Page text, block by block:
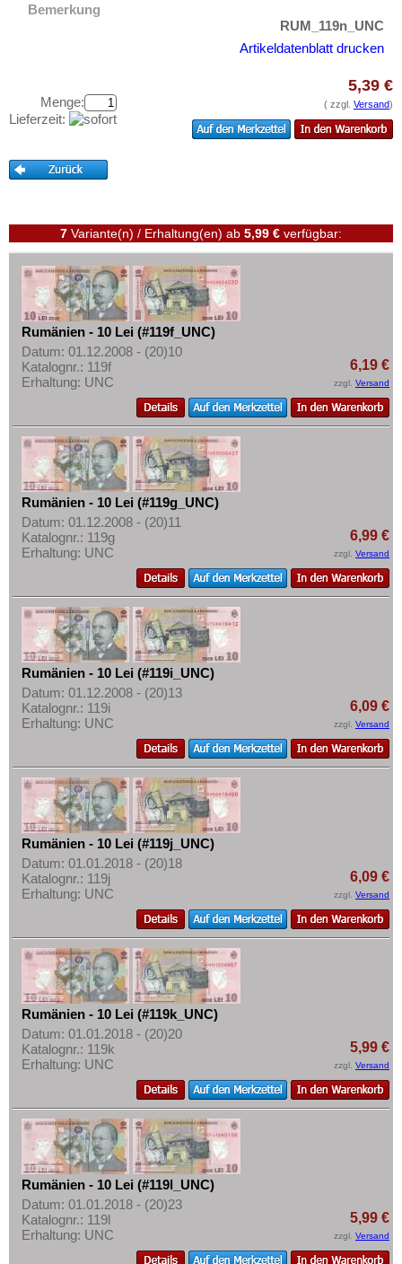
San Marino
Schweiz
Serbien
Slowakei
Slowenien
Spitzbergen
Tatarstan
Transnistrien
Tschechische Republik
Tschechoslowakei
Türkei
Ungarn
Vatikan
Weissrussland
Zypern
Testbanknoten
Aufbewahrung
Gutscheine
Ihre Bewertungen
Informationen
Preislisten
Ankauf
Erhaltungsgrade
Gratisbanknoten
FAQ
Zahlungsbedingungen
Privatsphäre und Datenschutz
Widerrufsbelehrung
Liefer- und Versandkosten
AGB
Bemerkung
RUM_119n_UNC
Artikeldatenblatt drucken
Menge:
Lieferzeit:
5,39 €
( zzgl. Versand)
7 Variante(n) / Erhaltung(en) ab 5,99 € verfügbar:
Rumänien - 10 Lei (#119f_UNC)
Datum: 01.12.2008 - (20)10
Katalognr.: 119f
Erhaltung: UNC
6,19 €
zzgl. Versand
Rumänien - 10 Lei (#119g_UNC)
Datum: 01.12.2008 - (20)11
Katalognr.: 119g
Erhaltung: UNC
6,99 €
zzgl. Versand
Rumänien - 10 Lei (#119i_UNC)
Datum: 01.12.2008 - (20)13
Katalognr.: 119i
Erhaltung: UNC
6,09 €
zzgl. Versand
Rumänien - 10 Lei (#119j_UNC)
Datum: 01.01.2018 - (20)18
Katalognr.: 119j
Erhaltung: UNC
6,09 €
zzgl. Versand
Rumänien - 10 Lei (#119k_UNC)
Datum: 01.01.2018 - (20)20
Katalognr.: 119k
Erhaltung: UNC
5,99 €
zzgl. Versand
Rumänien - 10 Lei (#119l_UNC)
Datum: 01.01.2018 - (20)23
Katalognr.: 119l
Erhaltung: UNC
5,99 €
zzgl. Versand